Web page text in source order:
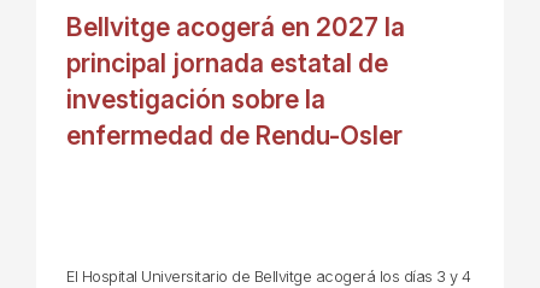
Bellvitge acogerá en 2027 la
principal jornada estatal de
investigación sobre la
enfermedad de Rendu-Osler
El Hospital Universitario de Bellvitge acogerá los días 3 y 4